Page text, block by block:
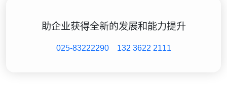
助企业获得全新的发展和能力提升
025-83222290 132 3622 2111